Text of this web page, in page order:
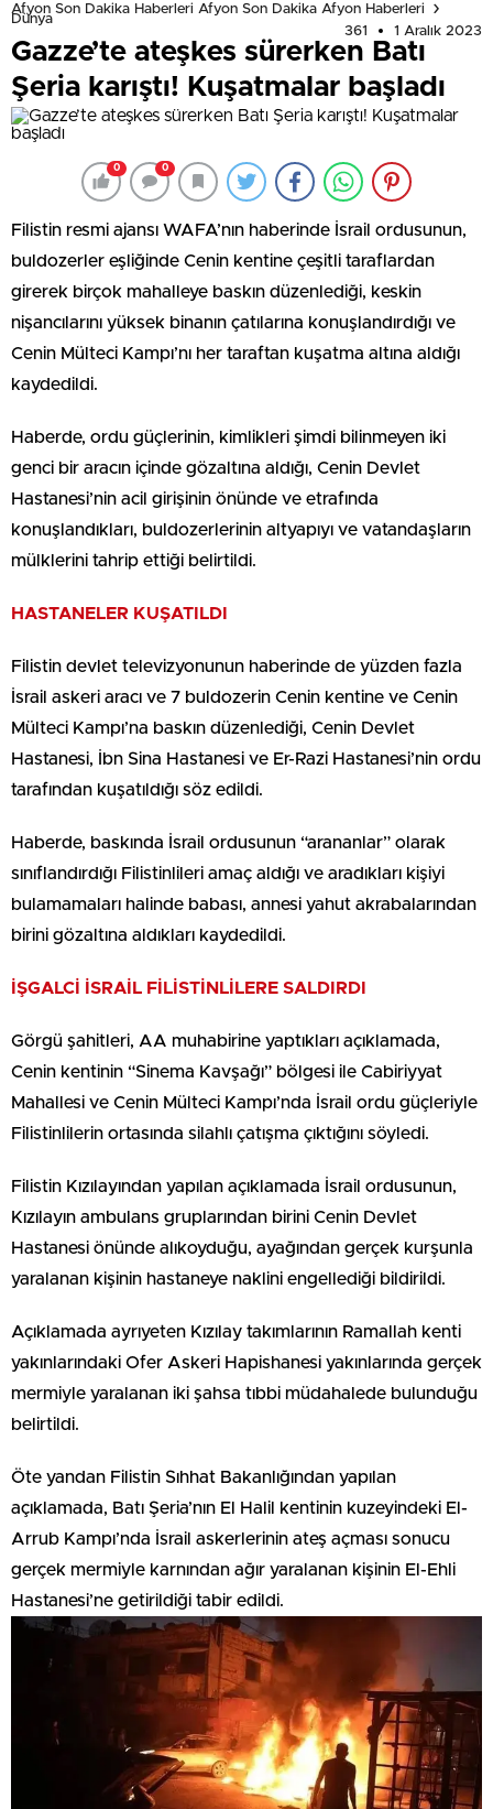
Afyon Son Dakika Haberleri Afyon Son Dakika Afyon Haberleri
Dünya
361
1 Aralık 2023
Gazze’te ateşkes sürerken Batı
Şeria karıştı! Kuşatmalar başladı
0 0
Filistin resmi ajansı WAFA’nın haberinde İsrail ordusunun,
buldozerler eşliğinde Cenin kentine çeşitli taraflardan
girerek birçok mahalleye baskın düzenlediği, keskin
nişancılarını yüksek binanın çatılarına konuşlandırdığı ve
Cenin Mülteci Kampı’nı her taraftan kuşatma altına aldığı
kaydedildi.
Haberde, ordu güçlerinin, kimlikleri şimdi bilinmeyen iki
genci bir aracın içinde gözaltına aldığı, Cenin Devlet
Hastanesi’nin acil girişinin önünde ve etrafında
konuşlandıkları, buldozerlerinin altyapıyı ve vatandaşların
mülklerini tahrip ettiği belirtildi.
HASTANELER KUŞATILDI
Filistin devlet televizyonunun haberinde de yüzden fazla
İsrail askeri aracı ve 7 buldozerin Cenin kentine ve Cenin
Mülteci Kampı’na baskın düzenlediği, Cenin Devlet
Hastanesi, İbn Sina Hastanesi ve Er-Razi Hastanesi’nin ordu
tarafından kuşatıldığı söz edildi.
Haberde, baskında İsrail ordusunun “arananlar” olarak
sınıflandırdığı Filistinlileri amaç aldığı ve aradıkları kişiyi
bulamamaları halinde babası, annesi yahut akrabalarından
birini gözaltına aldıkları kaydedildi.
İŞGALCİ İSRAİL FİLİSTİNLİLERE SALDIRDI
Görgü şahitleri, AA muhabirine yaptıkları açıklamada,
Cenin kentinin “Sinema Kavşağı” bölgesi ile Cabiriyyat
Mahallesi ve Cenin Mülteci Kampı’nda İsrail ordu güçleriyle
Filistinlilerin ortasında silahlı çatışma çıktığını söyledi.
Filistin Kızılayından yapılan açıklamada İsrail ordusunun,
Kızılayın ambulans gruplarından birini Cenin Devlet
Hastanesi önünde alıkoyduğu, ayağından gerçek kurşunla
yaralanan kişinin hastaneye naklini engellediği bildirildi.
Açıklamada ayrıyeten Kızılay takımlarının Ramallah kenti
yakınlarındaki Ofer Askeri Hapishanesi yakınlarında gerçek
mermiyle yaralanan iki şahsa tıbbi müdahalede bulunduğu
belirtildi.
Öte yandan Filistin Sıhhat Bakanlığından yapılan
açıklamada, Batı Şeria’nın El Halil kentinin kuzeyindeki El-
Arrub Kampı’nda İsrail askerlerinin ateş açması sonucu
gerçek mermiyle karnından ağır yaralanan kişinin El-Ehli
Hastanesi’ne getirildiği tabir edildi.